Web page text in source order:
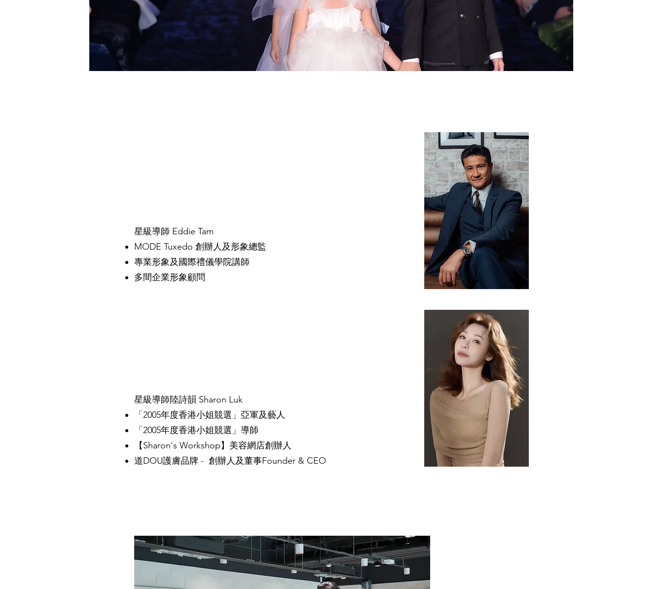
星級導師 Eddie Tam
MODE Tuxedo 創辦人及形象總監
專業形象及國際禮儀學院講師
多間企業形象顧問
星級導師陸詩韻 Sharon Luk
「2005年度⾹港⼩姐競選」亞軍及藝⼈
「2005年度⾹港⼩姐競選」導師
【Sharon's Workshop】美容網店創辦⼈
道DOU護膚品牌 - 創辦人及董事Founder & CEO